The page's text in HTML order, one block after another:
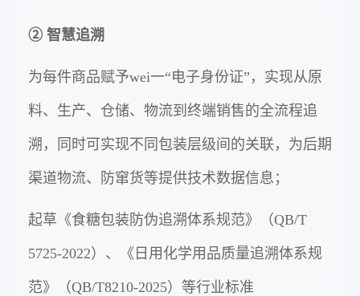
② 智慧追溯
为每件商品赋予wei一“电子身份证”，实现从原
料、生产、仓储、物流到终端销售的全流程追
溯，同时可实现不同包装层级间的关联，为后期
渠道物流、防窜货等提供技术数据信息；
起草《食糖包装防伪追溯体系规范》（QB/T
5725-2022）、《日用化学用品质量追溯体系规
范》（QB/T8210-2025）等行业标准